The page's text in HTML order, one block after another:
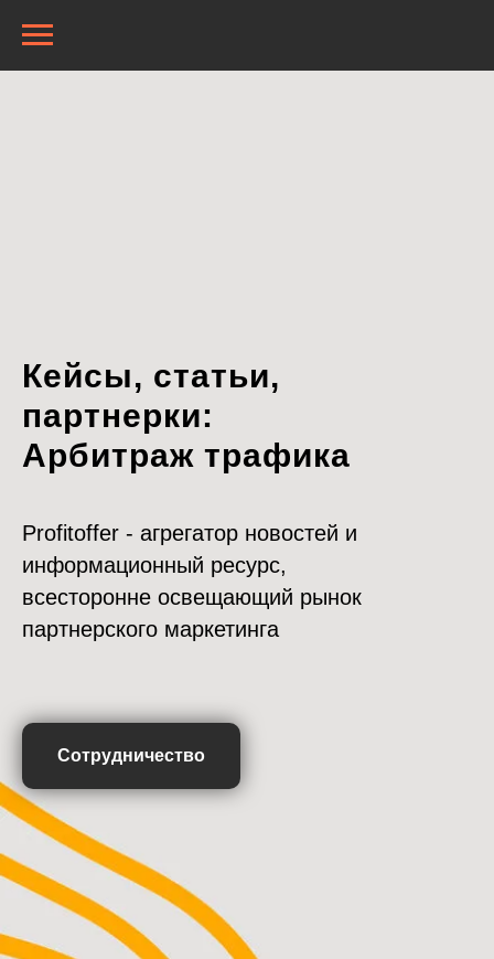
Кейсы, статьи,
партнерки:
Арбитраж трафика
Profitoffer - агрегатор новостей и
информационный ресурс,
всесторонне освещающий рынок
партнерского маркетинга
Сотрудничество